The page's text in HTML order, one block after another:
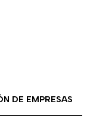
DE EMPRESAS